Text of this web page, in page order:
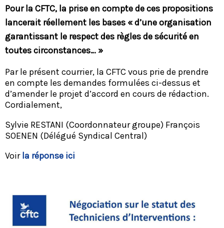
Pour la CFTC, la prise en compte de ces propositions
lancerait réellement les bases « d’une organisation
garantissant le respect des règles de sécurité en
toutes circonstances… »
Par le présent courrier, la CFTC vous prie de prendre
en compte les demandes formulées ci-dessus et
d’amender le projet d’accord en cours de rédaction.
Cordialement,
Sylvie RESTANI (Coordonnateur groupe) François
SOENEN (Délégué Syndical Central)
Voirla réponse ici